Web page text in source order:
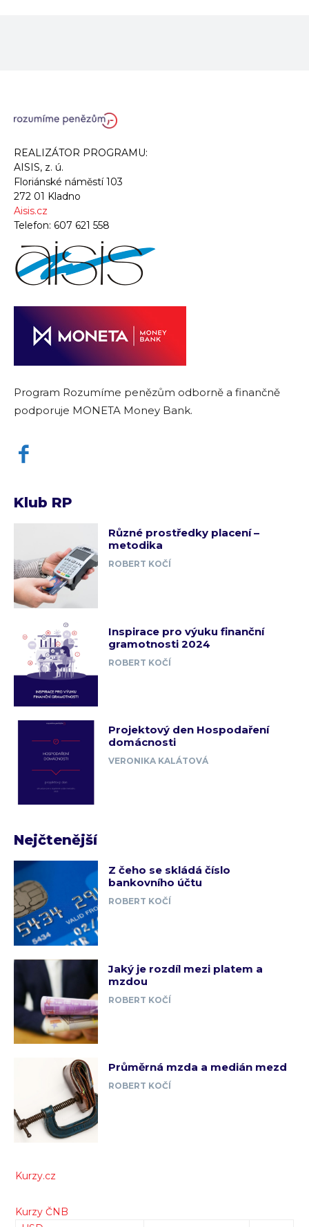
REALIZÁTOR PROGRAMU:
AISIS, z. ú.
Floriánské náměstí 103
272 01 Kladno
Aisis.cz
Telefon: 607 621 558
Program Rozumíme penězům odborně a finančně
podporuje MONETA Money Bank.
Klub RP
Různé prostředky placení –
metodika
ROBERT KOČÍ
Inspirace pro výuku finanční
gramotnosti 2024
ROBERT KOČÍ
Projektový den Hospodaření
domácnosti
VERONIKA KALÁTOVÁ
Nejčtenější
Z čeho se skládá číslo
bankovního účtu
ROBERT KOČÍ
Jaký je rozdíl mezi platem a
mzdou
ROBERT KOČÍ
Průměrná mzda a medián mezd
ROBERT KOČÍ
Kurzy.cz
Kurzy ČNB